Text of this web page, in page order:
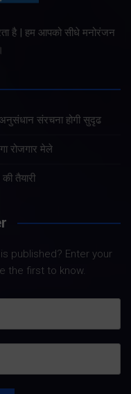
है | हम आपको सीधे मनोरंजन
संरचना होगी सुदृढ
रोजगार मेले
तैयारी
published? Enter your
the first to know.